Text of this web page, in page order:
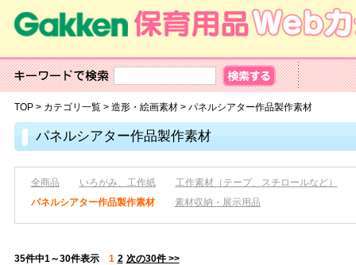
TOP> カテゴリ一覧> 造形・絵画素材> パネルシアター作品製作素材
パネルシアター作品製作素材
全商品 いろがみ、工作紙
工作素材（テープ、スチロールなど）
パネルシアター作品製作素材
素材収納・展示用品
35件中1～30件表示 1 2 次の30件 >>